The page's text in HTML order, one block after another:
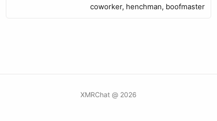
coworker, henchman, boofmaster
2026 @ XMRChat